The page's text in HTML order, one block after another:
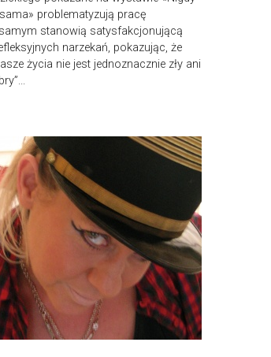
problematyzują pracę
stanowią satysfakcjonującą
narzekań, pokazując, że
życia nie jest jednoznacznie zły ani